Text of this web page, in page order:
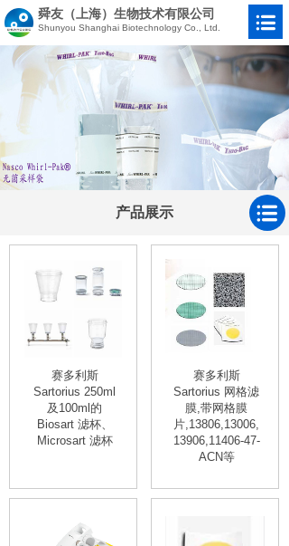
产品展示
赛多利斯
Sartorius 250ml
及100ml的
Biosart 滤杯、
Microsart 滤杯
赛多利斯
Sartorius 网格滤
膜,带网格膜
片,13806,13006,
13906,11406-47-
ACN等
舜友（上海）生物技术有限公司
Shunyou Shanghai Biotechnology Co., Ltd.